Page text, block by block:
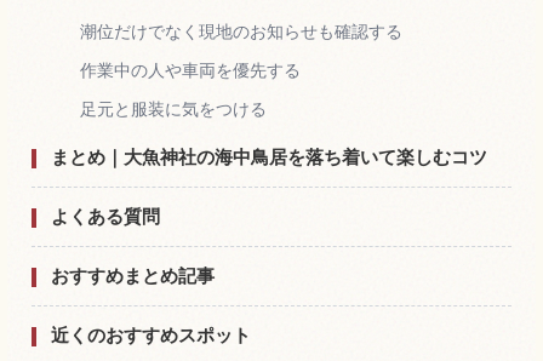
潮位だけでなく現地のお知らせも確認する
作業中の人や車両を優先する
足元と服装に気をつける
まとめ｜大魚神社の海中鳥居を落ち着いて楽しむコツ
よくある質問
おすすめまとめ記事
近くのおすすめスポット